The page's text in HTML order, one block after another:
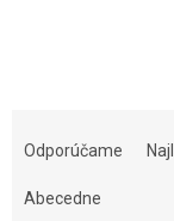
Odporúčame
Abecedne